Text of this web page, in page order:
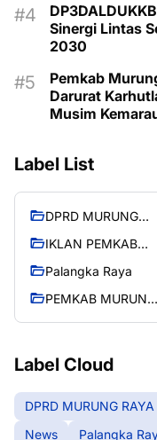
Sinergi Lintas
2030
Pemkab
Darurat
Musim
Label List
DPRD MURUNG
IKLAN PEMKAB
Palangka Raya
PEMKAB MURUNG
Label Cloud
DPRD MURUNG RAYA
News
Palangka